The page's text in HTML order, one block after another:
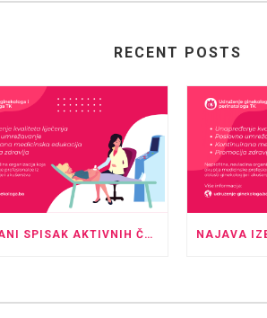
RECENT POSTS
AŽURIRANI SPISAK AKTIVNIH ČLANOVA UDRUŽENJA GINEKOLOGA I PERINATOLOGA TK – MAJ 2026.